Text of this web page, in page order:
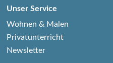
Unser Service
Wohnen & Malen
Privatunterricht
Newsletter